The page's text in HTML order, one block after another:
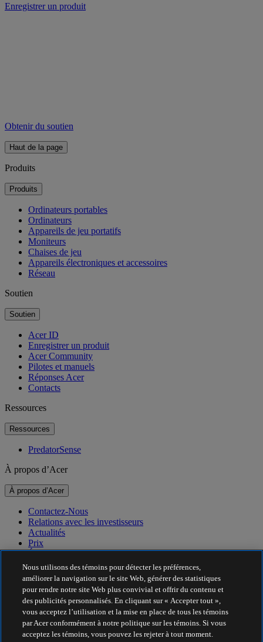
Enregistrer un produit
Obtenir du soutien
Haut de la page
Produits
Produits
Ordinateurs portables
Ordinateurs
Appareils de jeu portatifs
Moniteurs
Chaises de jeu
Appareils électroniques et accessoires
Réseau
Soutien
Soutien
Acer ID
Enregistrer un produit
Acer Community
Pilotes et manuels
Réponses Acer
Contacts
Ressources
Ressources
PredatorSense
À propos d’Acer
À propos d’Acer
Contactez-Nous
Relations avec les investisseurs
Actualités
Prix
Événements
Durabilité
Durabilité
Responsabilité sociale de l’entreprise
Empreinte carbone des produits
Project Humanity
Nous utilisons des témoins pour détecter les préférences,
améliorer la navigation sur le site Web, générer des statistiques
pour rendre notre site Web plus convivial et offrir du contenu et
des publicités personnalisés. En cliquant sur « Accepter tout »,
vous acceptez l’utilisation et la mise en place de tous les témoins
par Acer conformément à notre politique sur les témoins. Si vous
acceptez les témoins, vous pouvez les rejeter à tout moment.